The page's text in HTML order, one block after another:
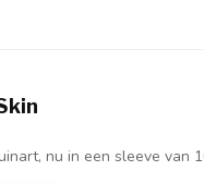
nu in een sleeve van